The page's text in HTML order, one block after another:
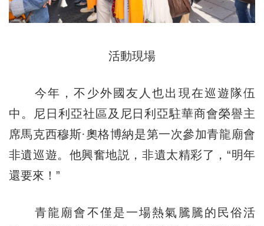
活動現場
今年，不少外國友人也出現在巡遊隊伍
中。尼日利亞社區及尼日利亞駐華商會榮譽主
席馬克西穆斯·奧格博納是第一次參加青龍廟會
非遺巡遊。他興奮地説，非遺太精彩了，“明年
還要來！”
青龍廟會不僅是一場熱氣騰騰的民俗活